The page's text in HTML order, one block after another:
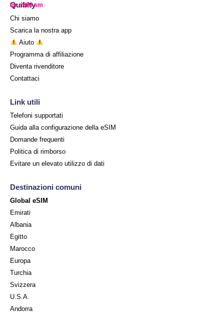
Quibity
by eSIM.sm
Chi siamo
Scarica la nostra app
Aiuto
Programma di affiliazione
Diventa rivenditore
Contattaci
Link utili
Telefoni supportati
Guida alla configurazione della eSIM
Domande frequenti
Politica di rimborso
Evitare un elevato utilizzo di dati
Destinazioni comuni
Global eSIM
Emirati
Albania
Egitto
Marocco
Europa
Turchia
Svizzera
U.S.A.
Andorra